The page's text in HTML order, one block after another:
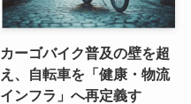
カーゴバイク普及の壁を超
え、自転車を「健康・物流
インフラ」へ再定義す